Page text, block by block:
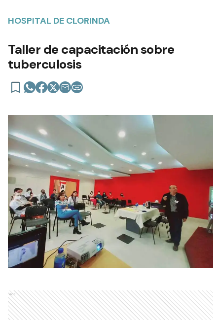
HOSPITAL DE CLORINDA
Taller de capacitación sobre
tuberculosis
Ads